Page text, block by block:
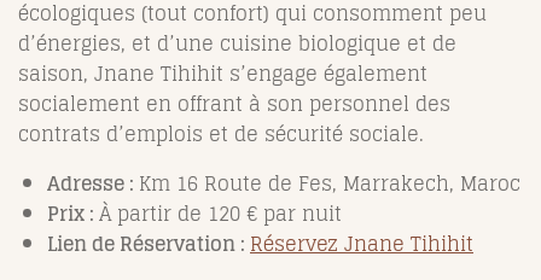
écologiques (tout confort) qui consomment peu
d’énergies, et d’une cuisine biologique et de
saison, Jnane Tihihit s’engage également
socialement en offrant à son personnel des
contrats d’emplois et de sécurité sociale.
Adresse : Km 16 Route de Fes, Marrakech, Maroc
Prix :À partir de 120 € par nuit
Lien de Réservation :Réservez Jnane Tihihit